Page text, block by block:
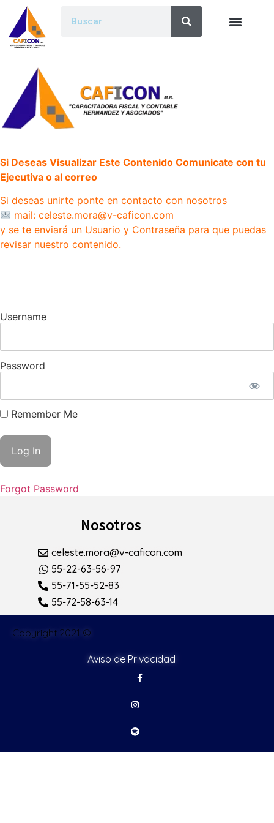
Si Deseas Visualizar Este Contenido Comunicate con tu
Ejecutiva o al correo
Si deseas unirte ponte en contacto con nosotros
mail: celeste.mora@v-caficon.com
y se te enviará un Usuario y Contraseña para que puedas
revisar nuestro contenido.
Username
Password
Remember Me
Forgot Password
Nosotros
celeste.mora@v-caficon.com
55-22-63-56-97
55-71-55-52-83
55-72-58-63-14
Copyright 2021 ©
Aviso de Privacidad